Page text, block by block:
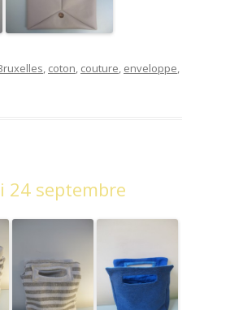
, coton, couture, enveloppe,
24 septembre